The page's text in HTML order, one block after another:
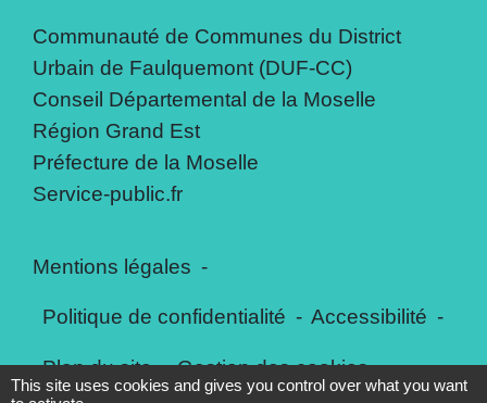
Communauté de Communes du District
Urbain de Faulquemont (DUF-CC)
Conseil Départemental de la Moselle
Région Grand Est
Préfecture de la Moselle
Service-public.fr
Mentions légales -
Politique de confidentialité - Accessibilité -
Plan du site - Gestion des cookies
This site uses cookies and gives you control over what you want